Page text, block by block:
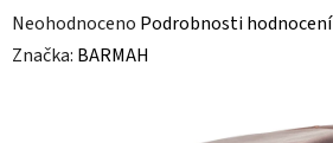
Průměrné
hodnocení
Neohodnoceno Podrobnosti hodnocení
Značka: BARMAH